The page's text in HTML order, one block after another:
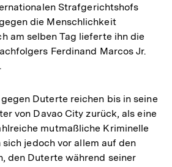
Strafgerichtshofs
die Menschlichkeit
am selben Tag lieferte ihn die
Ferdinand Marcos Jr.
Duterte reichen bis in seine
von Davao City zurück, als eine
mutmaßliche Kriminelle
jedoch vor allem auf den
den Duterte während seiner